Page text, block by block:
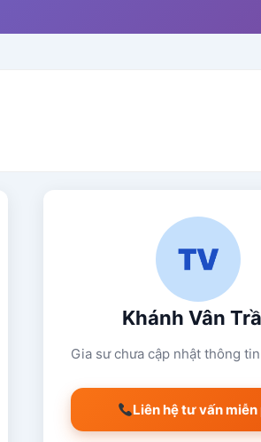
Khánh Vân
Gia sư chưa cập nhật thông
Liên hệ tư vấn miễn